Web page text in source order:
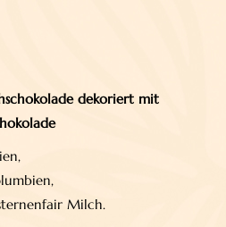
dekoriert mit
Milch.